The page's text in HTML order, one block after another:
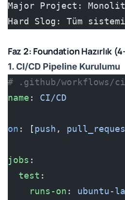
Major Project:
Hard Slog: Tüm
Faz 2: Foundation Hazırlık
1. CI/CD Pipeline Kurulumu
# .github/workflows/
name : CI/CD
on : [push ,
jobs :
  test
:
    runs-on
: ubuntu-